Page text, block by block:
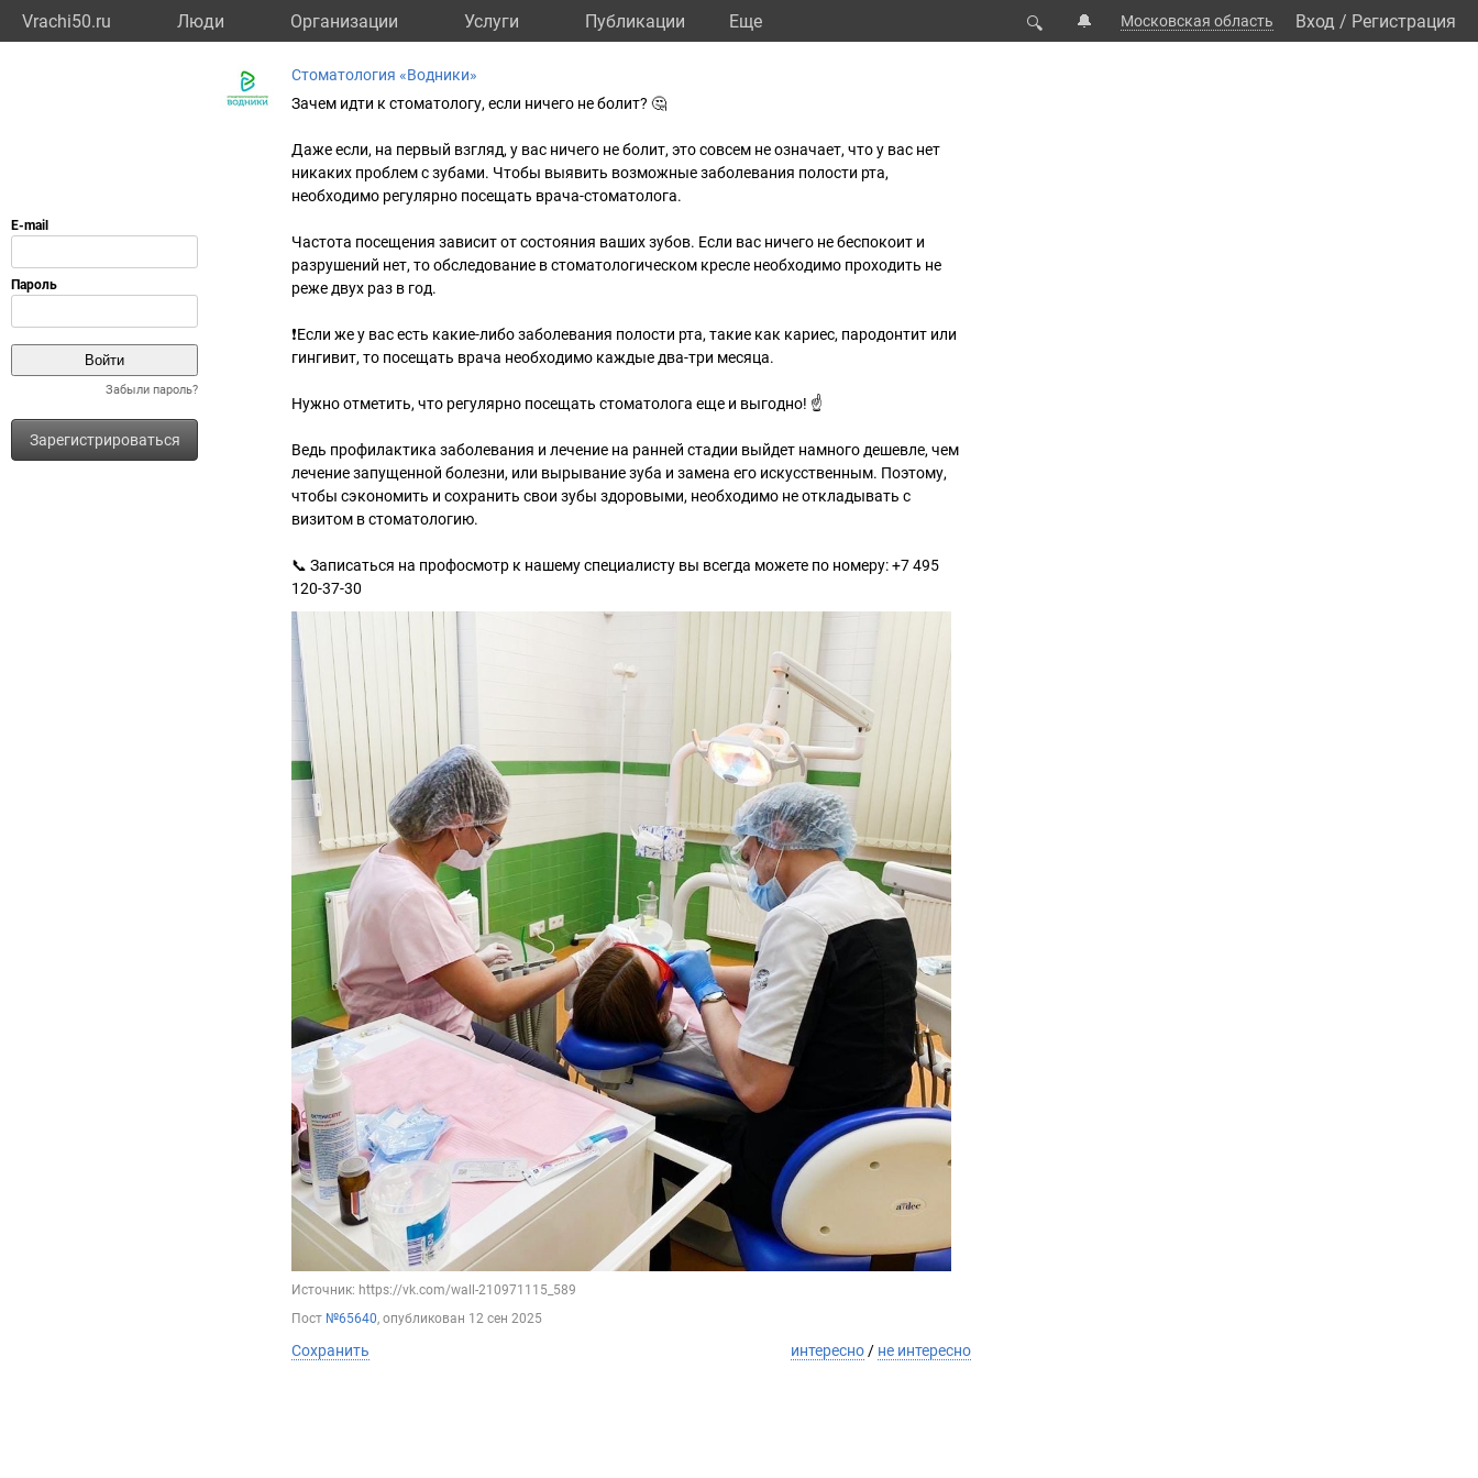
Vrachi50.ru Люди Организации Услуги Публикации Eще 🔍 🔔 Московская область Вход / Регистрация
Забыли пароль?
Зарегистрироваться
Стоматология «Водники»
Зачем идти к стоматологу, если ничего не болит? 🤔
Даже если, на первый взгляд, у вас ничего не болит, это совсем не означает, что у вас нет
никаких проблем с зубами. Чтобы выявить возможные заболевания полости рта,
необходимо регулярно посещать врача-стоматолога.
Частота посещения зависит от состояния ваших зубов. Если вас ничего не беспокоит и
разрушений нет, то обследование в стоматологическом кресле необходимо проходить не
реже двух раз в год.
❗Если же у вас есть какие-либо заболевания полости рта, такие как кариес, пародонтит или
гингивит, то посещать врача необходимо каждые два-три месяца.
Нужно отметить, что регулярно посещать стоматолога еще и выгодно! ☝
Ведь профилактика заболевания и лечение на ранней стадии выйдет намного дешевле, чем
лечение запущенной болезни, или вырывание зуба и замена его искусственным. Поэтому,
чтобы сэкономить и сохранить свои зубы здоровыми, необходимо не откладывать с
визитом в стоматологию.
📞 Записаться на профосмотр к нашему специалисту вы всегда можете по номеру: +7 495
120-37-30
Источник: https://vk.com/wall-210971115_589
Пост №65640, опубликован 12 сен 2025
Сохранить интересно / не интересно